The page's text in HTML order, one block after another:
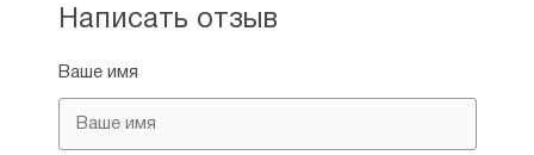
(1882 год). Дети с самого младенчества
язвительность окружающих и понукание.
Ведь они были незаконнорожденными!
Их отцом был некий обеспеченный сын
одесского врача Эммануил Левенсон,
Написать отзыв
Ваше имя